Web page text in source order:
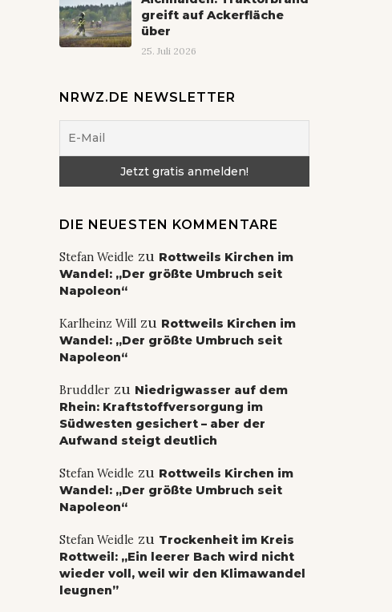
greift auf Ackerfläche
über
25. Juli 2026
NRWZ.DE NEWSLETTER
DIE NEUESTEN KOMMENTARE
Stefan Weidle zu Rottweils Kirchen im
Wandel: „Der größte Umbruch seit
Napoleon“
Karlheinz Willzu Rottweils Kirchen im
Wandel: „Der größte Umbruch seit
Napoleon“
Bruddlerzu Niedrigwasser auf dem
Rhein: Kraftstoffversorgung im
Südwesten gesichert – aber der
Aufwand steigt deutlich
Stefan Weidle zu Rottweils Kirchen im
Wandel: „Der größte Umbruch seit
Napoleon“
Stefan Weidle zu Trockenheit im Kreis
Rottweil: „Ein leerer Bach wird nicht
wieder voll, weil wir den Klimawandel
leugnen”